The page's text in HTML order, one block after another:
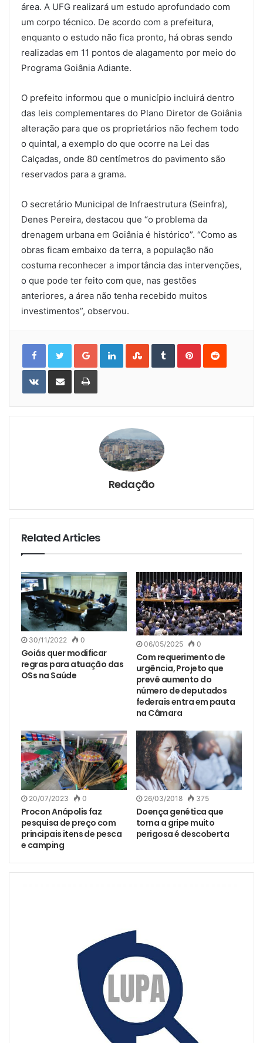
área. A UFG realizará um estudo aprofundado com
um corpo técnico. De acordo com a prefeitura,
enquanto o estudo não fica pronto, há obras sendo
realizadas em 11 pontos de alagamento por meio do
Programa Goiânia Adiante.
O prefeito informou que o município incluirá dentro
das leis complementares do Plano Diretor de Goiânia
alteração para que os proprietários não fechem todo
o quintal, a exemplo do que ocorre na Lei das
Calçadas, onde 80 centímetros do pavimento são
reservados para a grama.
O secretário Municipal de Infraestrutura (Seinfra),
Denes Pereira, destacou que “o problema da
drenagem urbana em Goiânia é histórico”. “Como as
obras ficam embaixo da terra, a população não
costuma reconhecer a importância das intervenções,
o que pode ter feito com que, nas gestões
anteriores, a área não tenha recebido muitos
investimentos”, observou.
Google+LinkedInStumbleUpon
TumblrPinterestReddit
VKontakteShare
Email
Print
Redação
Related Articles
30/11/2022 0
Goiás quer modificar
regras para atuação das
OSs na Saúde
06/05/2025 0
Com requerimento de
urgência, Projeto que
prevê aumento do
número de deputados
federais entra em pauta
na Câmara
20/07/2023 0
Procon Anápolis faz
pesquisa de preço com
principais itens de pesca
e camping
26/03/2018 375
Doença genética que
torna a gripe muito
perigosa é descoberta